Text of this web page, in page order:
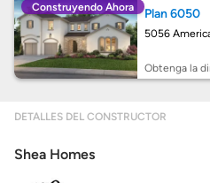
Obtener Aprobación
Preparar mi casa para
Seguro de propietarios
Construyendo Ahora Plan 6050
5056
Obtenga la
DETALLES DEL CONSTRUCTOR
Shea Homes